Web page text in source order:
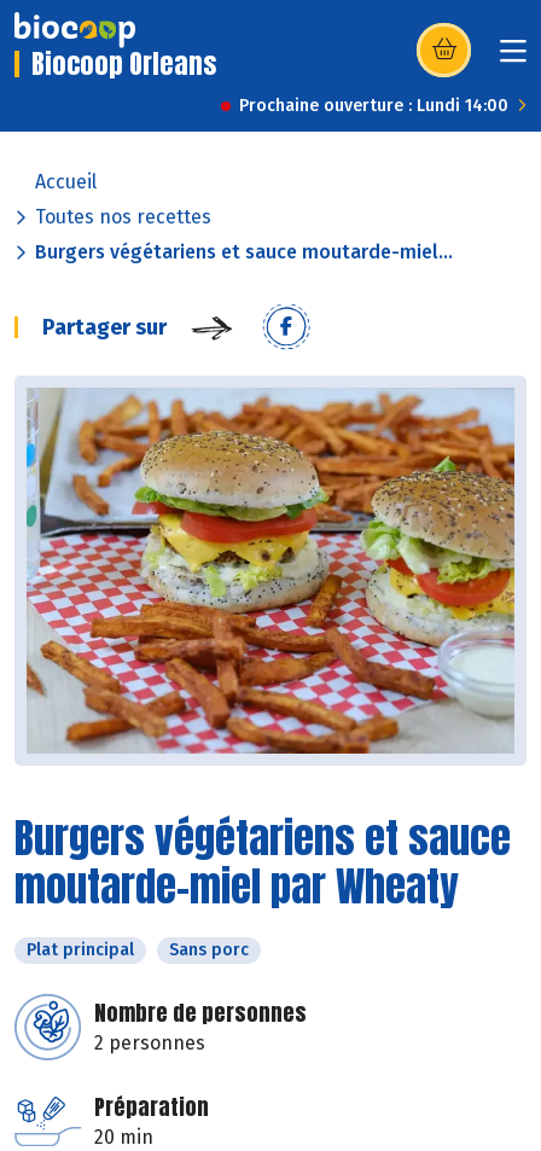
Biocoop Orleans (s’ouvre dans
Prochaine ouverture : Lundi 14:00
Accueil
Toutes nos recettes
Burgers végétariens et sauce moutarde-miel...
Partager sur
Burgers végétariens et sauce
moutarde-miel par Wheaty
Plat principal Sans porc
Nombre de personnes
2 personnes
Préparation
20 min